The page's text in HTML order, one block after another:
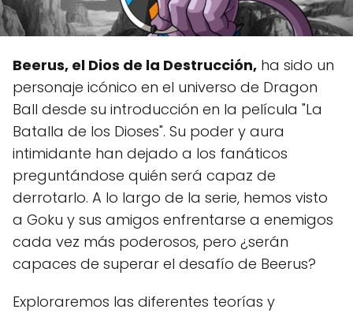
Beerus, el Dios de la Destrucción, ha sido un
personaje icónico en el universo de Dragon
Ball desde su introducción en la película "La
Batalla de los Dioses". Su poder y aura
intimidante han dejado a los fanáticos
preguntándose quién será capaz de
derrotarlo. A lo largo de la serie, hemos visto
a Goku y sus amigos enfrentarse a enemigos
cada vez más poderosos, pero ¿serán
capaces de superar el desafío de Beerus?
Exploraremos las diferentes teorías y